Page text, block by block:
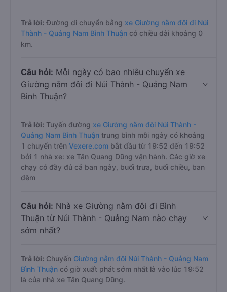
Trả lời: Đường di chuyển bằng xe Giường nằm đôi đi Núi
Thành - Quảng Nam Bình Thuận có chiều dài khoảng 0
km.
Câu hỏi: Mỗi ngày có bao nhiêu chuyến xe
Giường nằm đôi đi Núi Thành - Quảng Nam
Bình Thuận?
Trả lời: Tuyến đường xe Giường nằm đôi Núi Thành -
Quảng Nam Bình Thuận trung bình mỗi ngày có khoảng
1 chuyến trên Vexere.com bắt đầu từ 19:52 đến 19:52
bởi 1 nhà xe: xe Tân Quang Dũng vận hành. Các giờ xe
chạy có đầy đủ cả ban ngày, buổi trưa, buổi chiều, ban
đêm
Câu hỏi: Nhà xe Giường nằm đôi đi Bình
Thuận từ Núi Thành - Quảng Nam nào chạy
sớm nhất?
Trả lời: Chuyến Giường nằm đôi Núi Thành - Quảng Nam
Bình Thuận có giờ xuất phát sớm nhất là vào lúc 19:52
là của nhà xe Tân Quang Dũng.